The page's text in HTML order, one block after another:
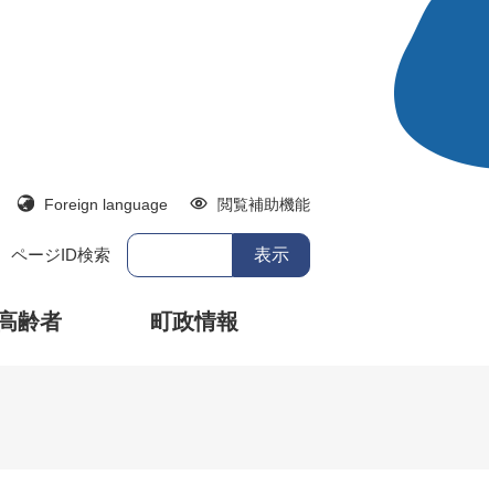
Foreign language 閲覧補助機能
ページID検索
齢者 町政情報